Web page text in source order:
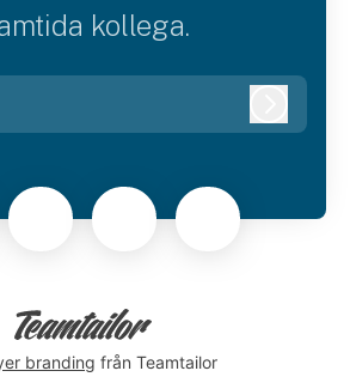
kollega.
branding från Teamtailor